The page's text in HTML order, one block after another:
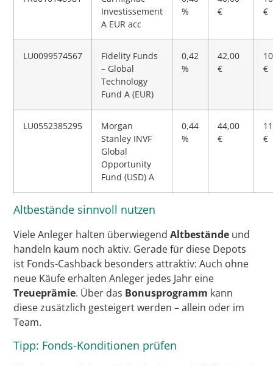
Investissement
A EUR acc
%
€
€
LU0099574567
Fidelity Funds
– Global
Technology
Fund A (EUR)
0,42
%
42,00
€
€
LU0552385295
Morgan
Stanley INVF
Global
Opportunity
Fund (USD) A
0,44
%
44,00
€
€
Altbestände sinnvoll nutzen
Viele Anleger halten überwiegendAltbestände und
handeln kaum noch aktiv. Gerade für diese Depots
ist Fonds-Cashback besonders attraktiv: Auch ohne
neue Käufe erhalten Anleger jedes Jahr eine
Treueprämie. Über das Bonusprogramm kann
diese zusätzlich gesteigert werden – allein oder im
Team.
Tipp: Fonds-Konditionen prüfen